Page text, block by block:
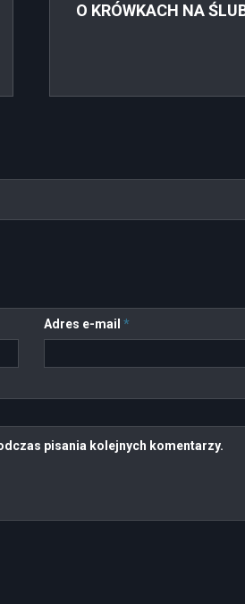
O KRÓWKACH NA
Adres e-mail *
pisania kolejnych komentarzy.